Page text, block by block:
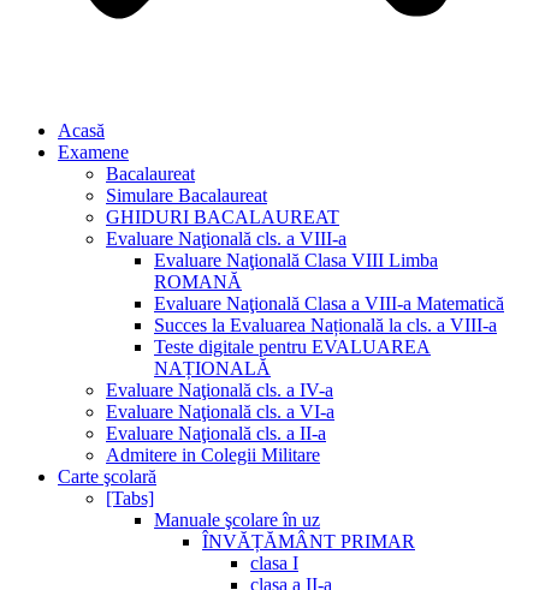
Acasă
Examene
Bacalaureat
Simulare Bacalaureat
GHIDURI BACALAUREAT
Evaluare Naţională cls. a VIII-a
Evaluare Naţională Clasa VIII Limba
ROMANĂ
Evaluare Naţională Clasa a VIII-a Matematică
Succes la Evaluarea Națională la cls. a VIII-a
Teste digitale pentru EVALUAREA
NAȚIONALĂ
Evaluare Naţională cls. a IV-a
Evaluare Naţională cls. a VI-a
Evaluare Naţională cls. a II-a
Admitere in Colegii Militare
Carte şcolară
[Tabs]
Manuale şcolare în uz
ÎNVĂȚĂMÂNT PRIMAR
clasa I
clasa a II-a